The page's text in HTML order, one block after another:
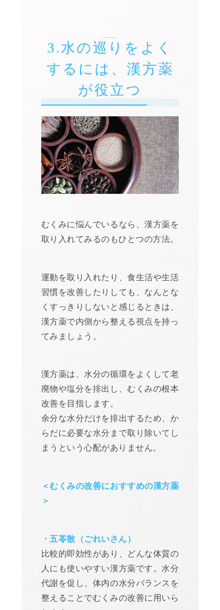
3.水の巡りをよく
するには、漢方薬
が役立つ
むくみに悩んでいるなら、漢方薬を
取り入れてみるのもひとつの方法。
運動を取り入れたり、食生活や生活
習慣を改善したりしても、なんとな
くすっきりしないと感じるときは、
漢方薬で内側から整える視点を持っ
てみましょう。
漢方薬は、水分の循環をよくして老
廃物や塩分を排出し、むくみの根本
改善を目指します。
余分な水分だけを排出するため、か
らだに必要な水分まで取り除いてし
まうという心配がありません。
＜むくみの改善におすすめの漢方薬
＞
・五苓散（ごれいさん）
比較的即効性があり、どんな体質の
人にも使いやすい漢方薬です。水分
代謝を促し、体内の水分バランスを
整えることでむくみの改善に用いら